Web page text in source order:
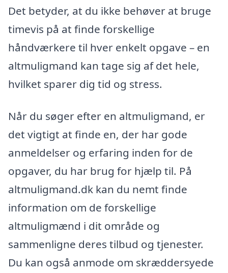
Det betyder, at du ikke behøver at bruge
timevis på at finde forskellige
håndværkere til hver enkelt opgave – en
altmuligmand kan tage sig af det hele,
hvilket sparer dig tid og stress.
Når du søger efter en altmuligmand, er
det vigtigt at finde en, der har gode
anmeldelser og erfaring inden for de
opgaver, du har brug for hjælp til. På
altmuligmand.dk kan du nemt finde
information om de forskellige
altmuligmænd i dit område og
sammenligne deres tilbud og tjenester.
Du kan også anmode om skræddersyede